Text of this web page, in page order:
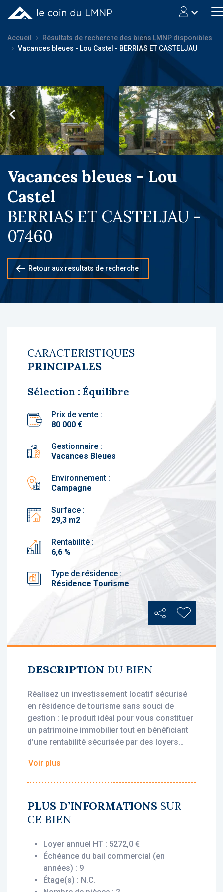
Accueil
Résultats de recherche des biens LMNP disponibles
Vacances bleues - Lou Castel - BERRIAS ET CASTELJAU
Vacances bleues - Lou
Castel
BERRIAS ET CASTELJAU -
07460
Retour aux resultats de recherche
CARACTERISTIQUES
PRINCIPALES
Sélection : Équilibre
Prix de vente :
80 000 €
Gestionnaire :
Vacances Bleues
Environnement :
Campagne
Surface :
29,3 m2
Rentabilité :
6,6 %
Type de résidence :
Résidence Tourisme
PartagerAjouter
DESCRIPTION DU BIEN
Réalisez un investissement locatif sécurisé
en résidence de tourisme sans souci de
gestion : le produit idéal pour vous constituer
un patrimoine immobilier tout en bénéficiant
d’une rentabilité sécurisée par des loyers
• Gestionnaire : Vacances Bleues
Vous bénéficiez du statut fiscal LMNP
d’impôt sur vos revenus locatifs. Le bien est
exploité par un gestionnaire professionnel
(Vacances Bleues), engagé par un bail
commercial, vous assurant le versement des
Voir plus
PLUS D’INFORMATIONS SUR
CE BIEN
Loyer annuel HT : 5272,0 €
Échéance du bail commercial (en
années) : 9
Étage(s) : N.C.